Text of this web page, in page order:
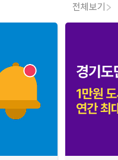
전체보기